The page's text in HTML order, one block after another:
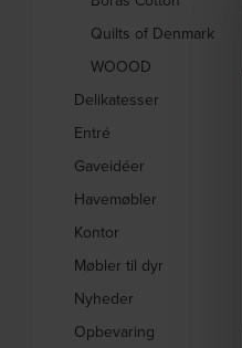
Quilts of Denmark
WOOOD
Delikatesser
Entré
Gaveidéer
Havemøbler
Kontor
Møbler til dyr
Nyheder
Opbevaring